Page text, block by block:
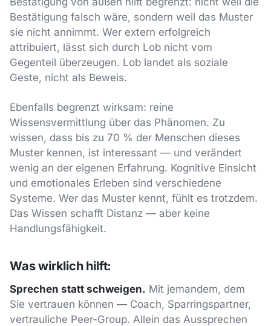
Bestätigung falsch wäre, sondern weil das Muster
sie nicht annimmt. Wer extern erfolgreich
attribuiert, lässt sich durch Lob nicht vom
Gegenteil überzeugen. Lob landet als soziale
Geste, nicht als Beweis.
Ebenfalls begrenzt wirksam: reine
Wissensvermittlung über das Phänomen. Zu
wissen, dass bis zu 70 % der Menschen dieses
Muster kennen, ist interessant — und verändert
wenig an der eigenen Erfahrung. Kognitive Einsicht
und emotionales Erleben sind verschiedene
Systeme. Wer das Muster kennt, fühlt es trotzdem.
Das Wissen schafft Distanz — aber keine
Handlungsfähigkeit.
Was wirklich hilft:
Sprechen statt schweigen. Mit jemandem, dem
Sie vertrauen können — Coach, Sparringspartner,
vertrauliche Peer-Group. Allein das Aussprechen